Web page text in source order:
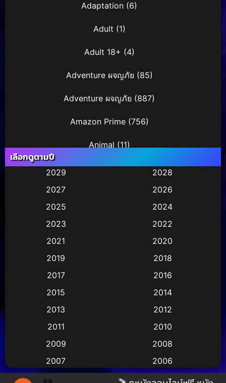
Adaptation (6)
Adult (1)
Adult 18+ (4)
Adventure ผจญภัย (85)
Adventure ผจญภัย (887)
Amazon Prime(756)
Animal (11)
Animation การ์ตูน(245)
Based on a True Story สร้างจากเรื่องจริง (3)
เลือกดูตามปี
2029
2028
2027
2026
2025
2024
2023
2022
2021
2020
2019
2018
2017
2016
2015
2014
2013
2012
2011
2010
2009
2008
2007
2006
2005
2004